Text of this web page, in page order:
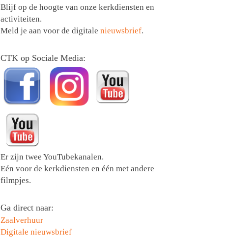
Blijf op de hoogte van onze kerkdiensten en
activiteiten.
Meld je aan voor de digitalenieuwsbrief.
CTK op Sociale Media:
Er zijn twee YouTubekanalen.
Eén voor de kerkdiensten en één met andere
filmpjes.
Ga direct naar:
Zaalverhuur
Digitale nieuwsbrief